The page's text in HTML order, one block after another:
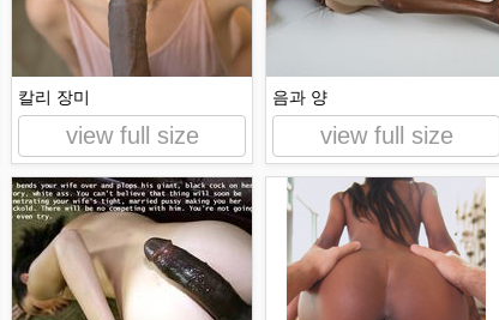
칼리 장미
view full size
음과 양
view full size